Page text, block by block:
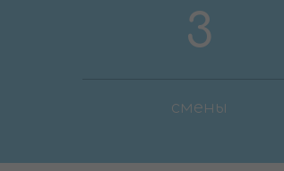
3
смены